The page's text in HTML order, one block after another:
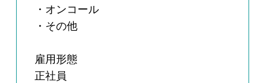
・オンコール
・その他
雇用形態
正社員